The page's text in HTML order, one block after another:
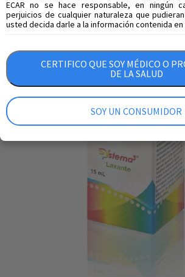
ECAR no se hace responsable, en ningún
perjuicios de cualquier naturaleza que
usted decida darle a la información contenida en
CERTIFICO QUE SOY MÉDICO O
DE LA SALUD
SOY UN CONSUMIDOR